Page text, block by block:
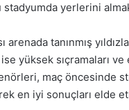
yerlerini almak
tanınmış
yüksek sıçramaları ve
maç
en iyi sonuçları elde